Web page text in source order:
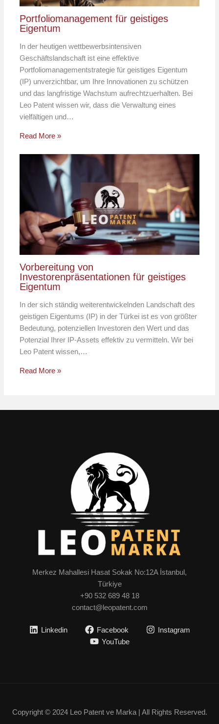
Portfoliomanagement für geistiges
Eigentum
In der heutigen wettbewerbsintensiven
Geschäftslandschaft ist eine effektive
Portfoliomanagementstrategie für geistiges Eigentum
(IP) unverzichtbar, um Ihre Innovationen zu schützen
und das langfristige Wachstum aufrechtzuerhalten. Bei
Leo Patent wissen wir, dass die Verwaltung eines
vielfältigen und…
Read More »
Vorbereitung von
Investorenpräsentationen für geistiges
Eigentum
In der sich ständig weiterentwickelnden Landschaft des
geistigen Eigentums (IP) in der Türkei ist es von größter
Bedeutung, potenziellen Investoren den Wert und das
Potenzial Ihrer IP-Assets effektiv zu vermitteln. Wir bei
Leo Patent wissen,…
Read More »
Merkez Mahallesi Hasat Sokak No:12A İstanbul,
Türkiye
+90 532 689 48 18
contact@leopatent.com
Linkedin Facebook
Instagram
YouTube
Copyright © 2024 Leo Patent ve Marka | All Rights Reserved.